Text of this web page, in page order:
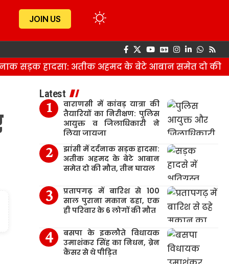
JOIN US
सड़क हादसा: अतीक अहमद के बेटे आबान समेत दो की मौत,
Latest
वाराणसी में कांवड़ यात्रा की
तैयारियों का निरीक्षण: पुलिस
आयुक्त व जिलाधिकारी ने
लिया जायजा
झांसी में दर्दनाक सड़क हादसा:
अतीक अहमद के बेटे आबान
समेत दो की मौत, तीन घायल
प्रतापगढ़ में बारिश से 100
साल पुराना मकान ढहा, एक
ही परिवार के 6 लोगों की मौत
बसपा के इकलौते विधायक
उमाशंकर सिंह का निधन, ब्रेन
कैंसर से थे पीड़ित